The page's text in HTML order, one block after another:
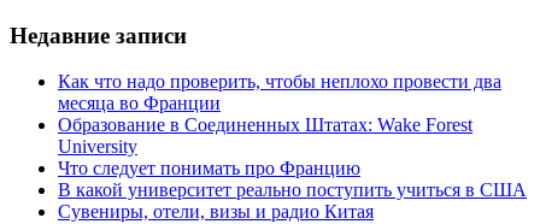
Недавние записи
Как что надо проверить, чтобы неплохо провести два
месяца во Франции
Образование в Соединенных Штатах: Wake Forest
University
Что следует понимать про Францию
В какой университет реально поступить учиться в США
Сувениры, отели, визы и радио Китая